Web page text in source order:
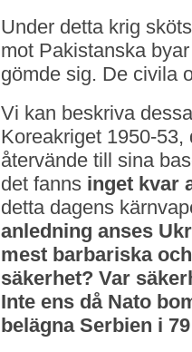
Under detta krig
mot Pakistanska
gömde sig. De civila
Vi kan beskriva
Koreakriget 1950-
återvände till sina
det fanns inget kvar
detta dagens
anledning anses
mest barbariska
säkerhet? Var
Inte ens då Nato
belägna Serbien i